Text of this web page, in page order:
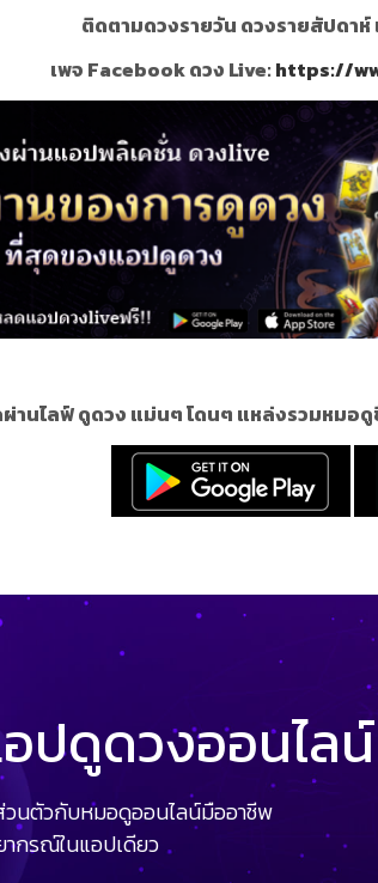
ติดตามดวงรายวัน ดวงรายสัปดา
เพจ Facebook ดวง Live:https://
านไลฟ์ ดูดวง แม่นๆ โดนๆ แหล่งรวมหมอ
ปดูดวงออนไล
วนตัวกับหมอดูออนไลน์มืออาชีพ
กรณ์ในแอปเดียว